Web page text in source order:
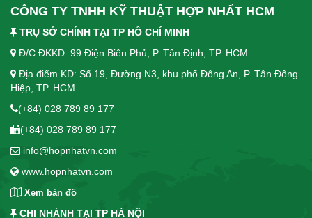
CÔNG TY TNHH KỸ THUẬT HỢP NHẤT HCM
TRỤ SỞ CHÍNH TẠI TP HỒ CHÍ MINH
Đ/C ĐKKD: 99 Điện Biên Phủ, P. Tân Định, TP. HCM.
Địa điểm KD: Số 19, Đường N3, khu phố Đông An, P. Tân Đông
Hiệp, TP. HCM.
(+84) 028 789 89 177
(+84) 028 789 89 177
info@hopnhatvn.com
www.hopnhatvn.com
Xem bản đồ
CHI NHÁNH TẠI TP HÀ NỘI